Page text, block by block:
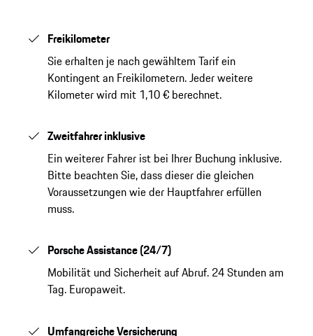
Freikilometer
Sie erhalten je nach gewähltem Tarif ein
Kontingent an Freikilometern. Jeder weitere
Kilometer wird mit 1,10 € berechnet.
Zweitfahrer inklusive
Ein weiterer Fahrer ist bei Ihrer Buchung inklusive.
Bitte beachten Sie, dass dieser die gleichen
Voraussetzungen wie der Hauptfahrer erfüllen
muss.
Porsche Assistance (24/7)
Mobilität und Sicherheit auf Abruf. 24 Stunden am
Tag. Europaweit.
Umfangreiche Versicherung